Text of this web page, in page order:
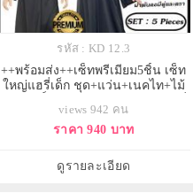
รหัส : KD 12.3
++พร้อมส่ง++เซ็ทพรีเมียม5ชิ้น เซ็ท
ใหญ่แฮรี่เด็ก ชุด+แว่น+เนคไท+ไม้
พอตเตอร์เด็ก บ้านกริฟฟินดอร์
views 942 คน
ราคา 940 บาท
ดูรายละเอียด